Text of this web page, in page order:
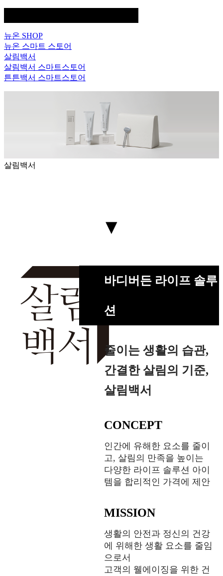
뉴온 SHOP
뉴온 스마트 스토어
살림백서
살림백서 스마트스토어
튼튼백서 스마트스토어
살림백서
바디버든 라이프 솔루
션
줄이는 생활의 습관,
간결한 살림의 기준,
살림백서
CONCEPT
인간에 유해한 요소를 줄이
고, 살림의 만족을 높이는
다양한 라이프 솔루션 아이
템을 합리적인 가격에 제안
MISSION
생활의 안전과 정신의 건강
에 위해한 생활 요소를 줄임
으로서
고객의 웰에이징을 위한 건